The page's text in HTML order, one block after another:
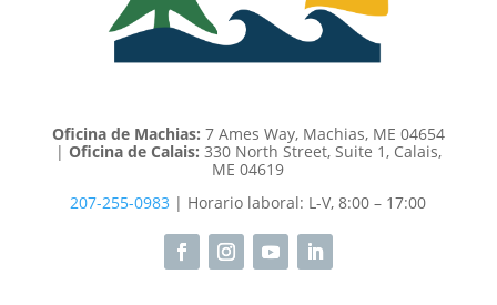
Oficina de Machias: 7 Ames Way, Machias, ME 04654
| Oficina de Calais: 330 North Street, Suite 1, Calais,
ME 04619
207-255-0983 | Horario laboral: L-V, 8:00 – 17:00